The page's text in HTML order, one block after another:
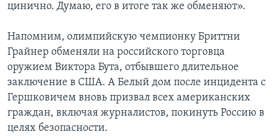
цинично. Думаю, его в итоге так же обменяют».
Напомним, олимпийскую чемпионку Бриттни
Грайнер обменяли на российского торговца
оружием Виктора Бута, отбывшего длительное
заключение в США. А Белый дом после инцидента с
Гершковичем вновь призвал всех американских
граждан, включая журналистов, покинуть Россию в
целях безопасности.